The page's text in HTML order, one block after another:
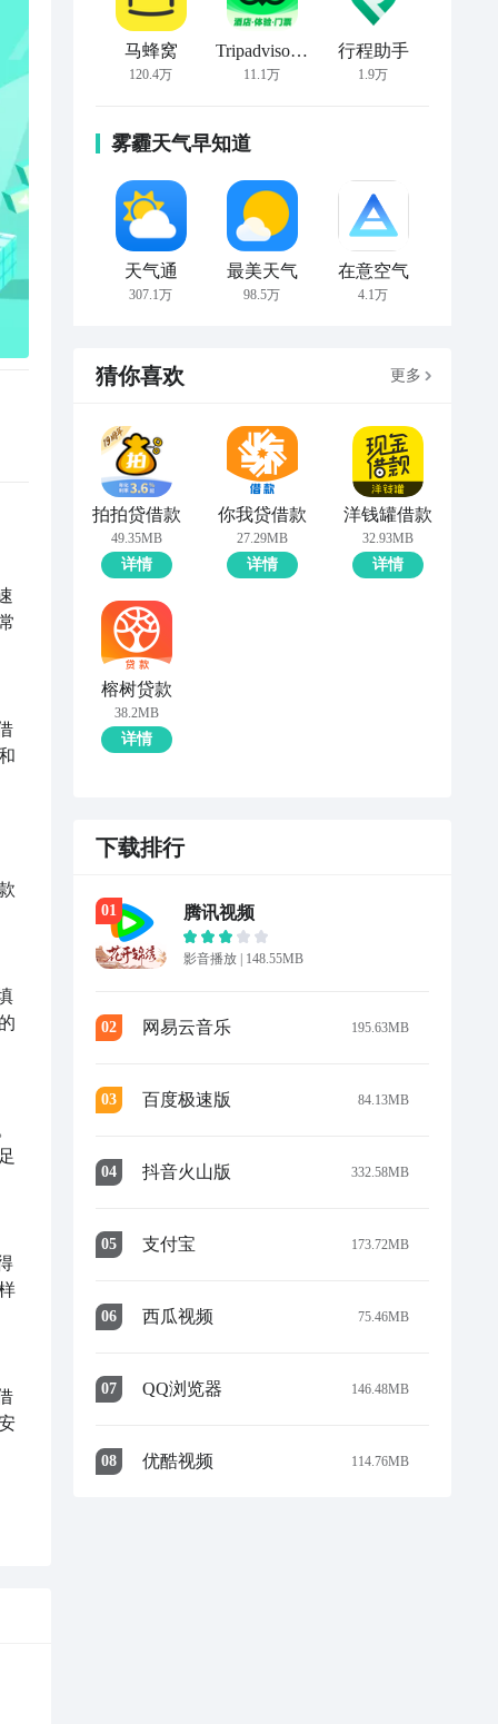
马蜂窝
120.4万
Tripadvisor猫途鹰
11.1万
行程助手
1.9万
雾霾天气早知道
天气通
307.1万
最美天气
98.5万
在意空气
4.1万
猜你喜欢 更多
拍拍贷借款
49.35MB
详情
你我贷借款
27.29MB
详情
洋钱罐借款
32.93MB
详情
榕树贷款
38.2MB
详情
下载排行
01 腾讯视频
影音播放 | 148.55MB
02 网易云音乐 195.63MB
03 百度极速版 84.13MB
04 抖音火山版 332.58MB
05 支付宝 173.72MB
06 西瓜视频 75.46MB
07 QQ浏览器 146.48MB
08 优酷视频 114.76MB